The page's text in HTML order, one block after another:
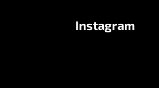
Instagram